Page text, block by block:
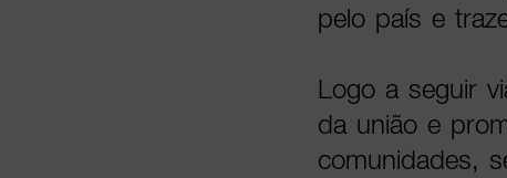
pelo país e
Logo a seguir
da união e
comunidades,